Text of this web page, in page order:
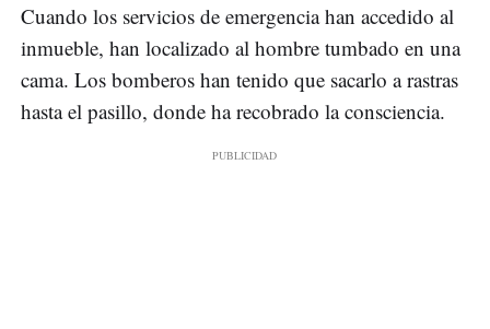
Cuando los servicios de emergencia han accedido al
inmueble, han localizado al hombre tumbado en una
cama. Los bomberos han tenido que sacarlo a rastras
hasta el pasillo, donde ha recobrado la consciencia.